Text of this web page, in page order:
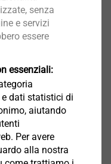
senza
e servizi
essere
essenziali:
dati statistici di
aiutando
Per avere
alla nostra